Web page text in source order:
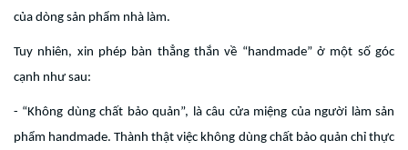
của dòng sản phẩm nhà làm.
Tuy nhiên, xin phép bàn thẳng thắn về “handmade” ở một số góc
cạnh như sau:
- “Không dùng chất bảo quản”, là câu cửa miệng của người làm sản
phẩm handmade. Thành thật việc không dùng chất bảo quản chỉ thực